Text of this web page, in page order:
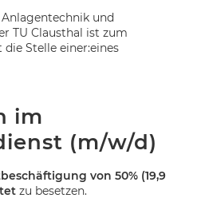
und
TU Clausthal ist zum
Stelle einer:eines
im
(m/w/d)
von 50% (19,9
zu besetzen.
anzeigen